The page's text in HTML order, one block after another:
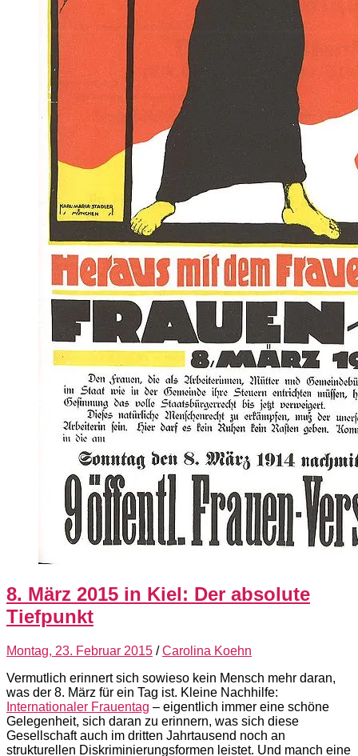
8. März 2015 in Kiel: Der absolute
Tiefpunkt
Montag, 23. Februar 2015 /Carolina Koehn
Vermutlich erinnert sich sowieso kein Mensch mehr daran,
was der 8. März für ein Tag ist. Kleine Nachhilfe:
Internationaler Frauentag – eigentlich immer eine schöne
Gelegenheit, sich daran zu erinnern, was sich diese
Gesellschaft auch im dritten Jahrtausend noch an
strukturellen Diskriminierungsformen leistet. Und manch eine